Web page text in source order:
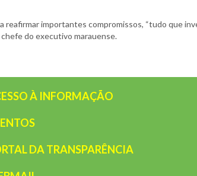
reafirmar importantes compromissos, “tudo que
do executivo marauense.
À INFORMAÇÃO
DA TRANSPARÊNCIA